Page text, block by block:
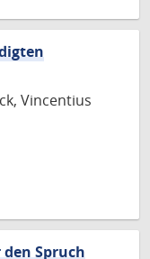
Vincentius
Spruch